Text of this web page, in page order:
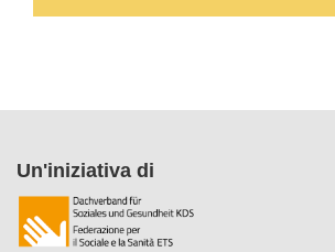
Un'iniziativa di